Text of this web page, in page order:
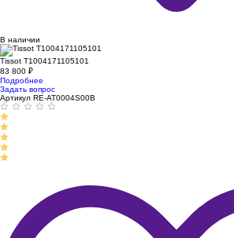
В наличии
Tissot T1004171105101
83 800 ₽
Подробнее
Задать вопрос
Артикул RE-AT0004S00B